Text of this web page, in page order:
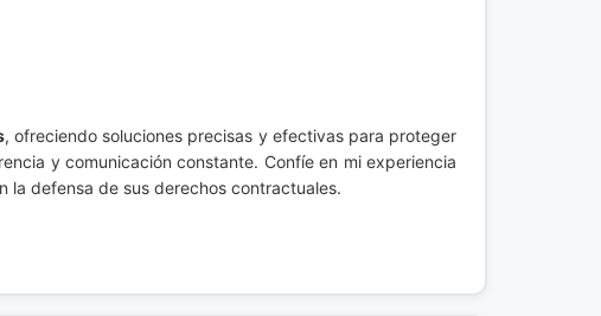
, ofreciendo soluciones precisas y efectivas para proteger
y comunicación constante. Confíe en mi experiencia
la defensa de sus derechos contractuales.